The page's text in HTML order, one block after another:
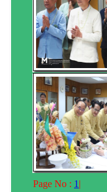
Page No : 1 |